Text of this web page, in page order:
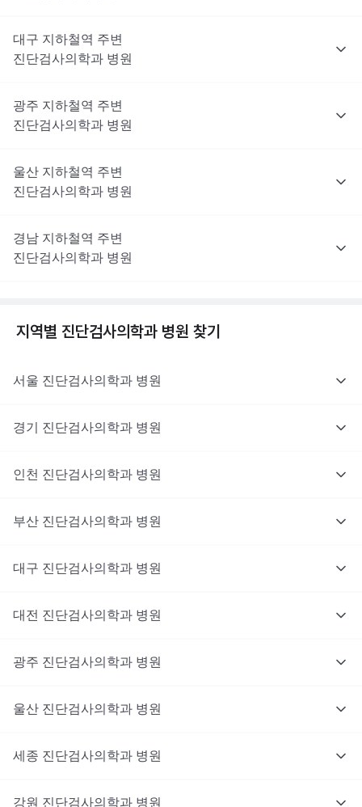
대구 지하철역 주변
진단검사의학과 병원
광주 지하철역 주변
진단검사의학과 병원
울산 지하철역 주변
진단검사의학과 병원
경남 지하철역 주변
진단검사의학과 병원
지역별 진단검사의학과 병원 찾기
서울 진단검사의학과 병원
경기 진단검사의학과 병원
인천 진단검사의학과 병원
부산 진단검사의학과 병원
대구 진단검사의학과 병원
대전 진단검사의학과 병원
광주 진단검사의학과 병원
울산 진단검사의학과 병원
세종 진단검사의학과 병원
강원 진단검사의학과 병원